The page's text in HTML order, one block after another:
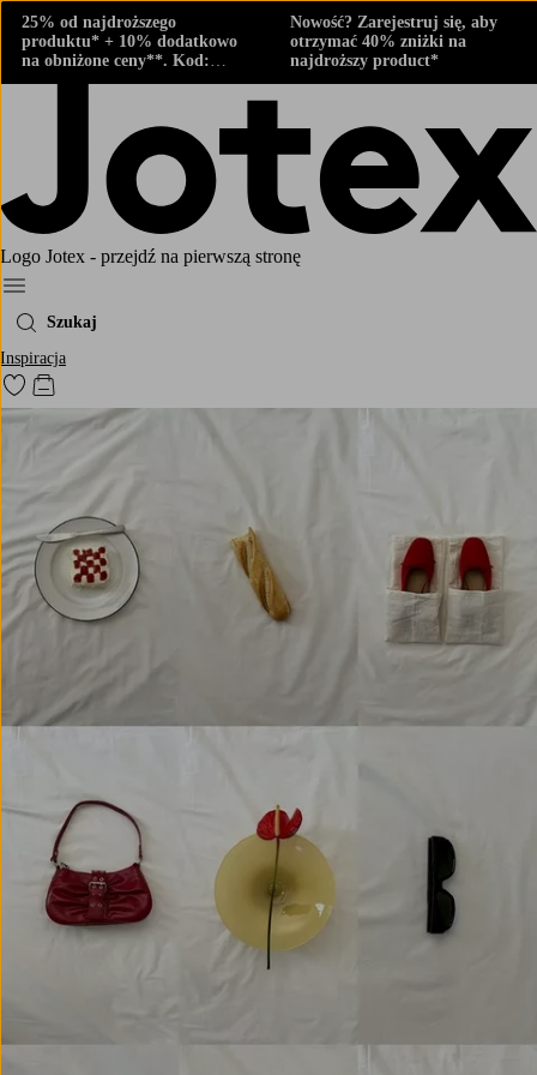
25% od najdroższego
produktu* + 10% dodatkowo
na obniżone ceny**. Kod:
424882
Nowość? Zarejestruj się, aby
otrzymać 40% zniżki na
najdroższy product*
Logo Jotex - przejdź na pierwszą stronę
Menu
Szukaj
Inspiracja
Przejdź do ulubionych oznaczonych produktów
Przejdź do koszyka